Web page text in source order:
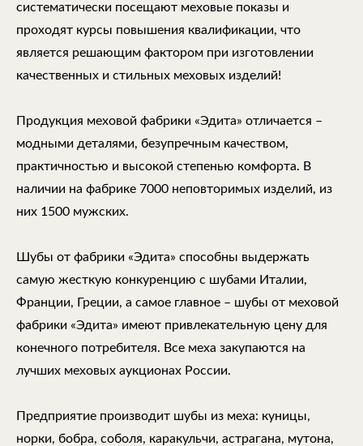
систематически посещают меховые показы и
проходят курсы повышения квалификации, что
является решающим фактором при изготовлении
качественных и стильных меховых изделий!
Продукция меховой фабрики «Эдита» отличается –
модными деталями, безупречным качеством,
практичностью и высокой степенью комфорта. В
наличии на фабрике 7000 неповторимых изделий, из
них 1500 мужских.
Шубы от фабрики «Эдита» способны выдержать
самую жесткую конкуренцию с шубами Италии,
Франции, Греции, а самое главное – шубы от меховой
фабрики «Эдита» имеют привлекательную цену для
конечного потребителя. Все меха закупаются на
лучших меховых аукционах России.
Предприятие производит шубы из меха: куницы,
норки, бобра, соболя, каракульчи, астрагана, мутона,